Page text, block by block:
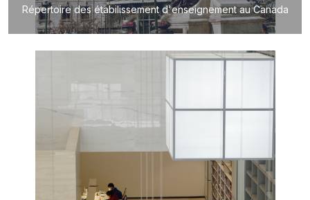
Répertoire des étabilissement d'enseignement au Canada